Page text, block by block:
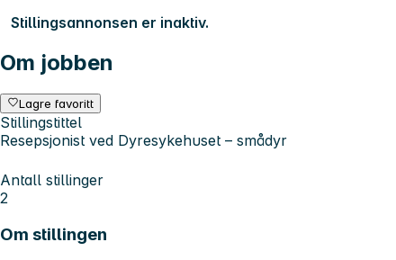
Stillingsannonsen er inaktiv.
Om jobben
Lagre favoritt
Stillingstittel
Resepsjonist ved Dyresykehuset – smådyr
Antall stillinger
2
Om stillingen